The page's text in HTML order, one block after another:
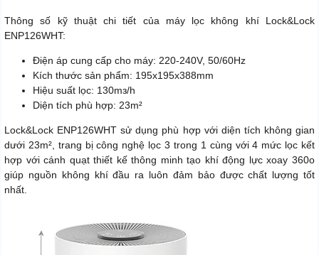
Thông số kỹ thuật chi tiết của máy lọc không khí Lock&Lock
ENP126WHT:
Điện áp cung cấp cho máy: 220-240V, 50/60Hz
Kích thước sản phẩm: 195x195x388mm
Hiệu suất lọc: 130mз/h
Diện tích phù hợp: 23m²
Lock&Lock ENP126WHT sử dụng phù hợp với diện tích không gian
dưới 23m², trang bị công nghệ lọc 3 trong 1 cùng với 4 mức lọc kết
hợp với cánh quạt thiết kế thông minh tạo khí động lực xoay 360ο
giúp nguồn không khí đầu ra luôn đảm bảo được chất lượng tốt
nhất.